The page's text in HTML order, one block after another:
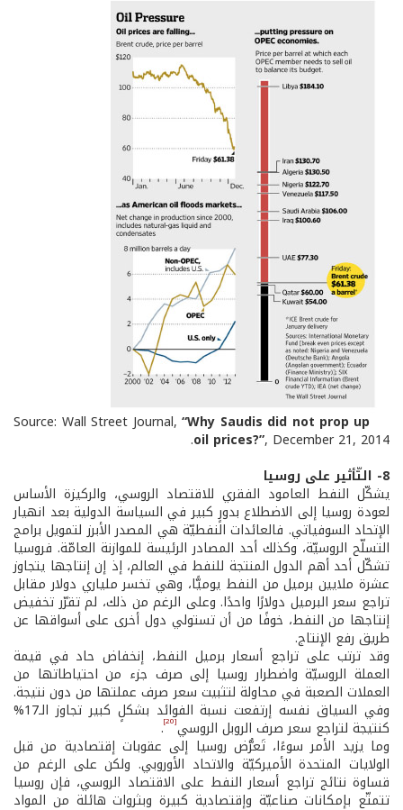
“Why Saudis did not prop up
oil prices?”, December 21, 2014.
8- التّأثير على روسيا
يشكّل النفط العامود الفقري للاقتصاد الروسي، والركيزة الأساس
لعودة روسيا إلى الاضطلاع بدورٍ كبير في السياسة الدولية بعد انهيار
الإتحاد السوفياتي. فالعائدات النفطيّة هي المصدر الأبرز لتمويل برامج
التسلّح الروسيّة، وكذلك أحد المصادر الرئيسة للموازنة العامّة. فروسيا
تشكّل أحد أهم الدول المنتجة للنفط في العالم، إذ إن إنتاجها يتجاوز
عشرة ملايين برميل من النفط يوميًّا، وهي تخسر ملياري دولار مقابل
تراجع سعر البرميل دولارًا واحدًا. وعلى الرغم من ذلك، لم تقرّر تخفيض
إنتاجها من النفط، خوفًا من أن تستولي دول أخرى على أسواقها عن
طريق رفع الإنتاج.
وقد ترتب على تراجع أسعار برميل النفط، إنخفاض حاد في قيمة
العملة الروسيّة واضطرار روسيا إلى صرف جزء من احتياطاتها من
العملات الصعبة في محاولة لتثبيت سعر صرف عملتها من دون نتيجة.
وفي السياق نفسه إرتفعت نسبة الفوائد بشكلٍ كبير تجاوز الـ17%
كنتيجة لتراجع سعر صرف الروبل الروسي[20]
.
وما يزيد الأمر سوءًا، تَعرُّض روسيا إلى عقوبات إقتصادية من قبل
الولايات المتحدة الأميركيّة والاتحاد الأوروبي. ولكن على الرغم من
قساوة نتائج تراجع أسعار النفط على الاقتصاد الروسي، فإن روسيا
تتمتّع بإمكانات صناعيّة وإقتصادية كبيرة وبثروات هائلة من المواد